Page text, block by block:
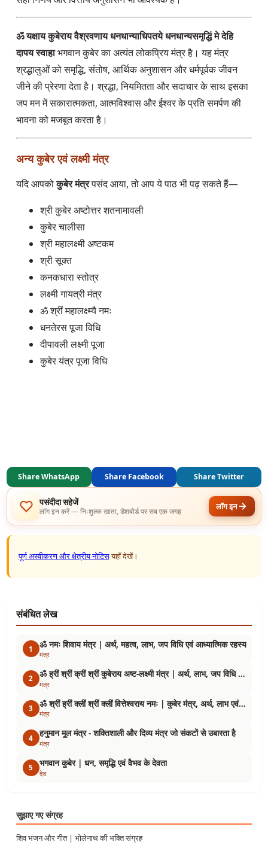
ॐ यक्षाय कुबेराय वैश्रवणाय धनधान्याधिपतये धनधान्यसमृद्धिं मे देहि
दापय स्वाहाभगवान कुबेर का अत्यंत लोकप्रिय मंत्र है। यह मंत्र
श्रद्धालुओं को समृद्धि, संतोष, आर्थिक अनुशासन और धर्मपूर्वक जीवन
जीने की प्रेरणा देता है। श्रद्धा, नियमितता और सदाचार के साथ इसका
जप मन में सकारात्मकता, आत्मविश्वास और ईश्वर के प्रति समर्पण की
भावना को मजबूत करता है।
अन्य कुबेर एवं लक्ष्मी मंत्र
यदि आपकोकुबेर मंत्रपसंद आया, तो आप ये पाठ भी पढ़ सकते हैं—
श्री कुबेर अष्टोत्तर शतनामावली
कुबेर चालीसा
श्री महालक्ष्मी अष्टकम
श्री सूक्त
कनकधारा स्तोत्र
लक्ष्मी गायत्री मंत्र
ॐ श्रीं महालक्ष्म्यै नमः
धनतेरस पूजा विधि
दीपावली लक्ष्मी पूजा
कुबेर यंत्र पूजा विधि
Share WhatsApp Share Facebook Share Twitter
पसंदीदा सहेजें
लॉग इन करें — निःशुल्क खाता, डैशबोर्ड पर सब एक जगह लॉग इन
पूर्ण अस्वीकरण और क्षेत्रीय नोटिसयहाँ देखें।
संबंधित लेख
1 ॐ नमः शिवाय मंत्र | अर्थ, महत्व, लाभ, जप विधि एवं आध्यात्मिक रहस्य
मंत्र
2 ॐ ह्रीं श्रीं क्रीं श्रीं कुबेराय अष्ट-लक्ष्मी मंत्र | अर्थ, लाभ, जप विधि एवं महत्व
मंत्र
3 ॐ श्रीं ह्रीं क्लीं श्रीं क्लीं वित्तेश्वराय नमः | कुबेर मंत्र, अर्थ, लाभ एवं जप विधि
मंत्र
4 हनुमान मूल मंत्र - शक्तिशाली और दिव्य मंत्र जो संकटों से उबारता है
मंत्र
5 भगवान कुबेर | धन, समृद्धि एवं वैभव के देवता
देव
सुझाए गए संग्रह
शिव भजन और गीत | भोलेनाथ की भक्ति संग्रह